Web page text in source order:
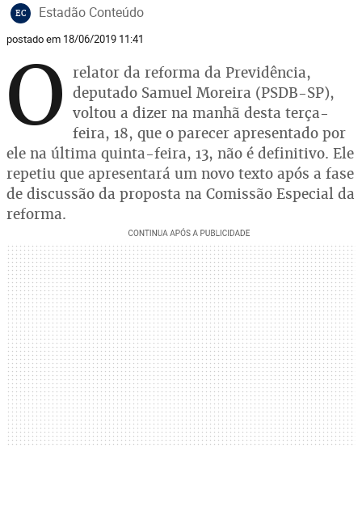
EC Estadão Conteúdo
postado em 18/06/2019 11:41
O relator da reforma da Previdência,
deputado Samuel Moreira (PSDB-SP),
voltou a dizer na manhã desta terça-
feira, 18, que o parecer apresentado por
ele na última quinta-feira, 13, não é definitivo. Ele
repetiu que apresentará um novo texto após a fase
de discussão da proposta na Comissão Especial da
reforma.